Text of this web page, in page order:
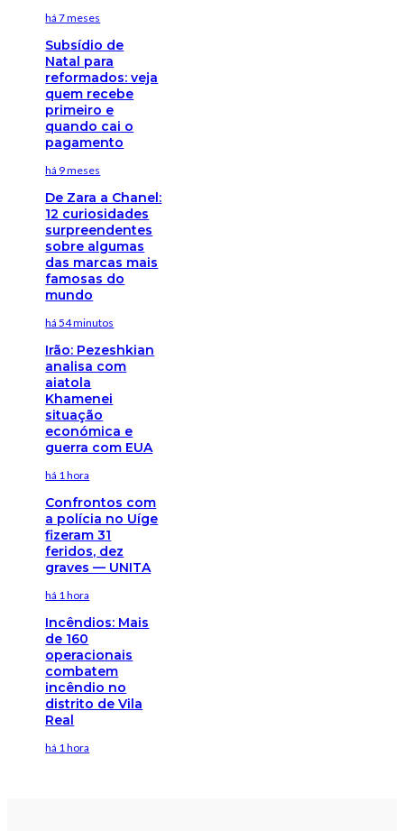
há 7 meses
Subsídio de
Natal para
reformados: veja
quem recebe
primeiro e
quando cai o
pagamento
há 9 meses
De Zara a Chanel:
12 curiosidades
surpreendentes
sobre algumas
das marcas mais
famosas do
mundo
há 54 minutos
Irão: Pezeshkian
analisa com
aiatola
Khamenei
situação
económica e
guerra com EUA
há 1 hora
Confrontos com
a polícia no Uíge
fizeram 31
feridos, dez
graves — UNITA
há 1 hora
Incêndios: Mais
de 160
operacionais
combatem
incêndio no
distrito de Vila
Real
há 1 hora